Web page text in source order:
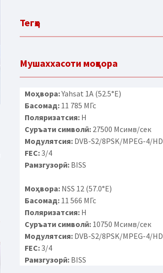
Тегҳо
Мушаххасоти моҳвора
Моҳвора:Yahsat 1A (52.5°E)
Басомад:11 785 МГс
Поляризатсия:H
Суръати символӣ:27500 Мсимв/сек
Модулятсия:DVB-S2/8PSK/MPEG-4/HD
FEC:3/4
Рамзгузорӣ:BISS
Моҳвора:NSS 12 (57.0°E)
Басомад:11 566 МГс
Поляризатсия:H
Суръати символӣ:10750 Мсимв/сек
Модулятсия:DVB-S2/8PSK/MPEG-4/HD
FEC:3/4
Рамзгузорӣ:BISS